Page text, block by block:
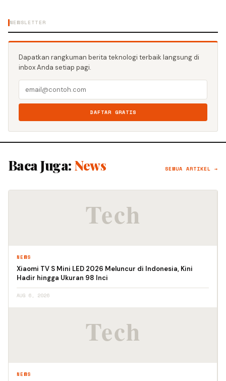
NEWSLETTER
Dapatkan rangkuman berita teknologi terbaik langsung di
inbox Anda setiap pagi.
DAFTAR GRATIS
Baca Juga: News SEMUA ARTIKEL →
NEWS
Xiaomi TV S Mini LED 2026 Meluncur di Indonesia, Kini
Hadir hingga Ukuran 98 Inci
AUG 6, 2026
NEWS